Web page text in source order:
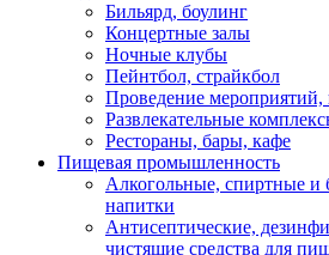
Бильярд, боулинг
Концертные залы
Ночные клубы
Пейнтбол, страйкбол
Проведение мероприятий,
Развлекательные
Рестораны, бары, кафе
Пищевая промышленность
Алкогольные, спиртные и
напитки
Антисептические,
чистящие средства для